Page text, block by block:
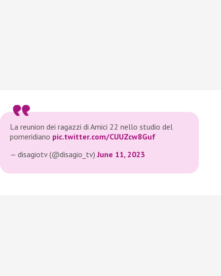
La reunion dei ragazzi di Amici 22 nello studio del
pomeridiano pic.twitter.com/CUUZcw8Guf
— disagiotv (@disagio_tv)June 11, 2023